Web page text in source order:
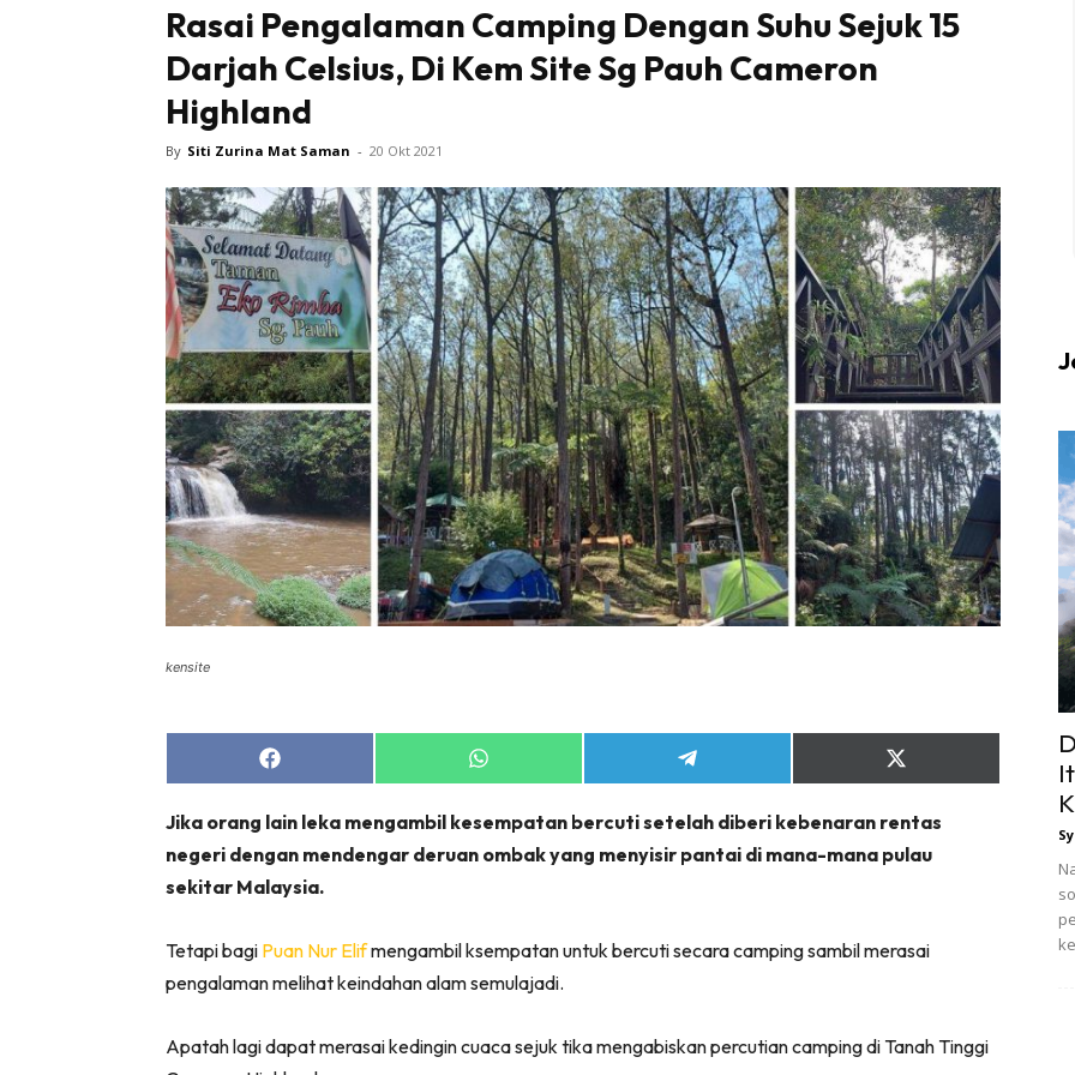
Sentiasa up to date tentang tempat healing dan relax
KLIK DI SEENI
Rasai Pengalaman Camping Dengan Suhu Sejuk 15
Darjah Celsius, Di Kem Site Sg Pauh Cameron
Highland
By Siti Zurina Mat Saman - 20 Okt 2021
kensite
Share
on
Share
on
Share
on
Share
on
(Twitter)
Jika orang lain leka mengambil kesempatan bercuti setelah diberi kebenaran rentas
negeri dengan mendengar deruan ombak yang menyisir pantai di mana-mana pulau
sekitar Malaysia.
Tetapi bagi Puan Nur Elifmengambil ksempatan untuk bercuti secara camping sambil merasai
pengalaman melihat keindahan alam semulajadi.
Apatah lagi dapat merasai kedingin cuaca sejuk tika mengabiskan percutian camping di Tanah Tinggi